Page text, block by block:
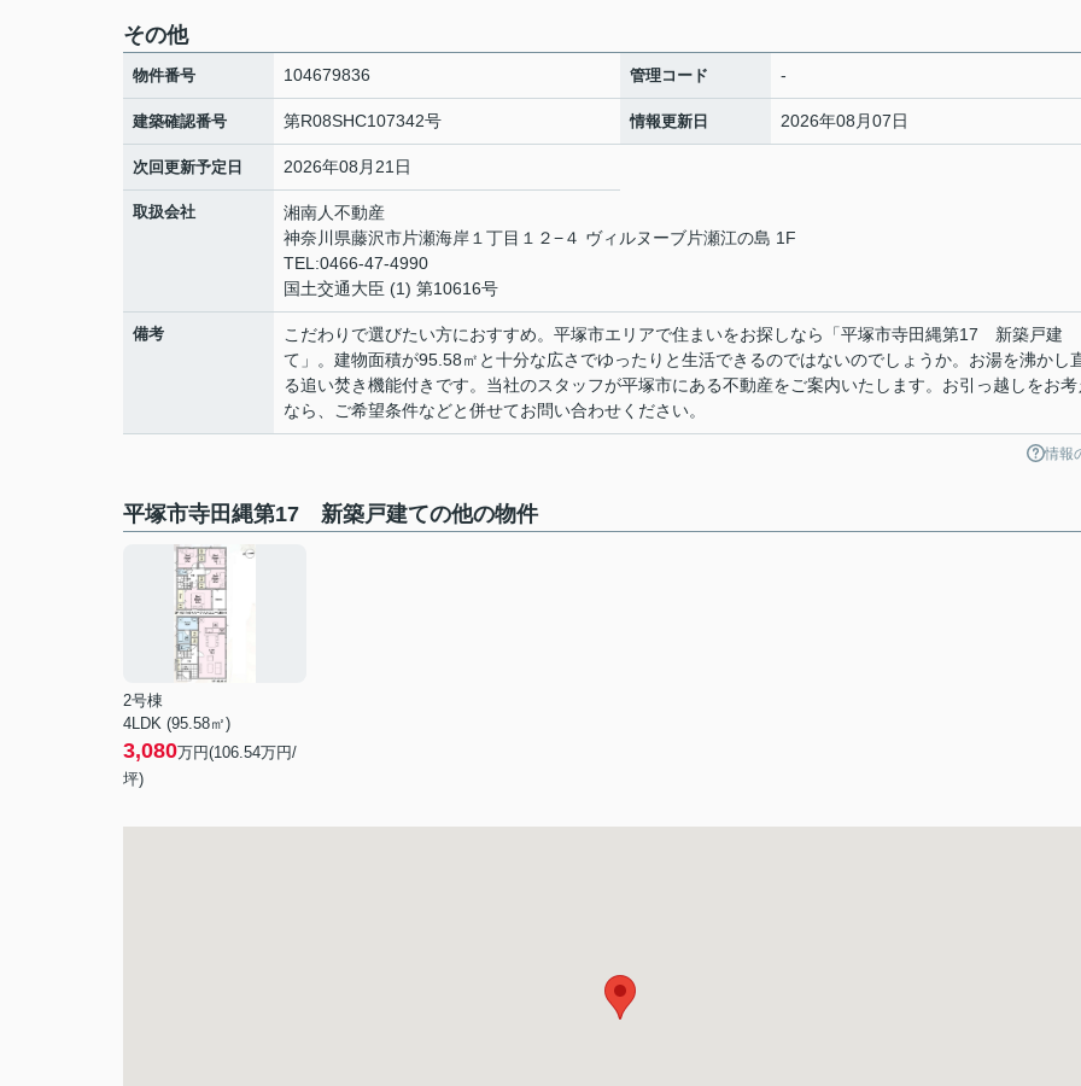
その他
物件番号 104679836 管理コード -
建築確認番号 第R08SHC107342号 情報更新日 2026年08月07日
次回更新予定日 2026年08月21日
取扱会社
湘南人不動産
神奈川県藤沢市片瀬海岸１丁目１２−４ ヴィルヌーブ片瀬江の島 1F
TEL:0466-47-4990
国土交通大臣 (1) 第10616号
備考
こだわりで選びたい方におすすめ。平塚市エリアで住まいをお探しなら「平塚市寺田縄第17 新築戸建
て」。建物面積が95.58㎡と十分な広さでゆったりと生活できるのではないのでしょうか。お湯を沸かし
る追い焚き機能付きです。当社のスタッフが平塚市にある不動産をご案内いたします。お引っ越しをお考
なら、ご希望条件などと併せてお問い合わせください。
情報
平塚市寺田縄第17 新築戸建ての他の物件
2号棟
4LDK (95.58㎡)
3,080万円(106.54万円/
坪)